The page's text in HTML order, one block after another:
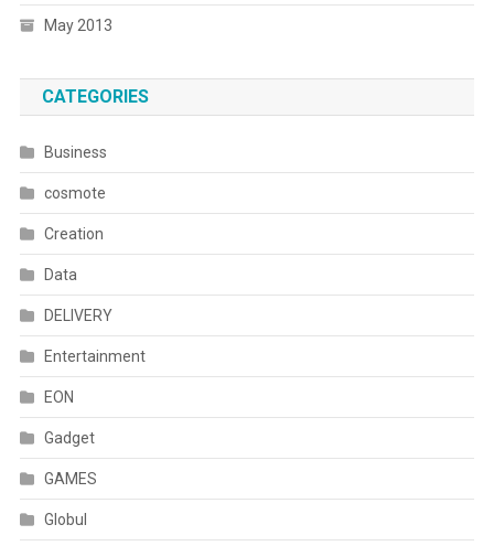
May 2013
CATEGORIES
Business
cosmote
Creation
Data
DELIVERY
Entertainment
EON
Gadget
GAMES
Globul